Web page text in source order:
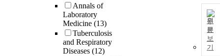
Annals of
Laboratory
Medicine (13)
Tuberculosis
and Respiratory
Diseases (12)
원
문
보
기